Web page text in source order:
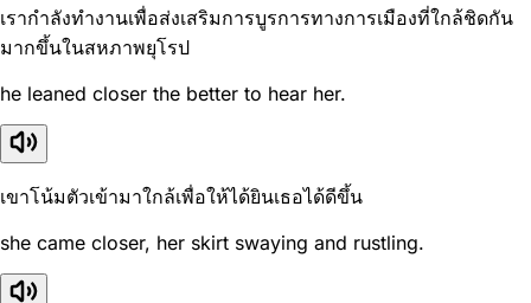
เรากำลังทำงานเพื่อส่งเสริมการบูรการทางการเมืองที่ใกล้ชิดกัน
มากขึ้นในสหภาพยุโรป
he leaned closer the better to hear her.
เขาโน้มตัวเข้ามาใกล้เพื่อให้ได้ยินเธอได้ดีขึ้น
she came closer, her skirt swaying and rustling.